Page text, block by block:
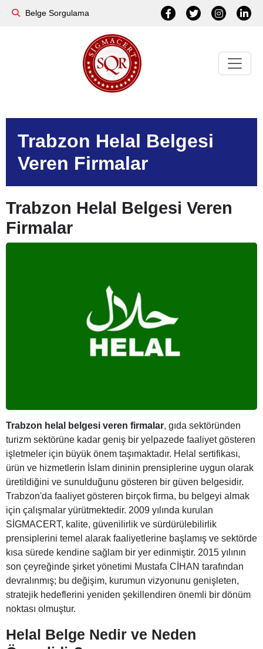
Belge Sorgulama
Trabzon Helal Belgesi
Veren Firmalar
Trabzon Helal Belgesi Veren
Firmalar
Trabzon helal belgesi veren firmalar, gıda sektöründen
turizm sektörüne kadar geniş bir yelpazede faaliyet gösteren
işletmeler için büyük önem taşımaktadır. Helal sertifikası,
ürün ve hizmetlerin İslam dininin prensiplerine uygun olarak
üretildiğini ve sunulduğunu gösteren bir güven belgesidir.
Trabzon'da faaliyet gösteren birçok firma, bu belgeyi almak
için çalışmalar yürütmektedir. 2009 yılında kurulan
SİGMACERT, kalite, güvenilirlik ve sürdürülebilirlik
prensiplerini temel alarak faaliyetlerine başlamış ve sektörde
kısa sürede kendine sağlam bir yer edinmiştir. 2015 yılının
son çeyreğinde şirket yönetimi Mustafa CİHAN tarafından
devralınmış; bu değişim, kurumun vizyonunu genişleten,
stratejik hedeflerini yeniden şekillendiren önemli bir dönüm
noktası olmuştur.
Helal Belge Nedir ve Neden